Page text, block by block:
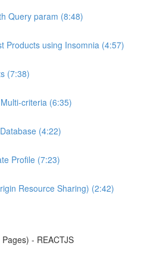
Query param (8:48)
Products using Insomnia (4:57)
(7:38)
criteria (6:35)
(4:22)
Profile (7:23)
Resource Sharing) (2:42)
- REACTJS